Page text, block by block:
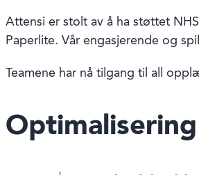
Attensi er stolt av å ha støttet
Paperlite. Vår engasjerende og
Teamene har nå tilgang til all